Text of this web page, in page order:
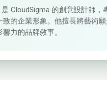
是 CloudSigma 的創意設計師
致的企業形象。他擅長將藝術
力的品牌敘事。